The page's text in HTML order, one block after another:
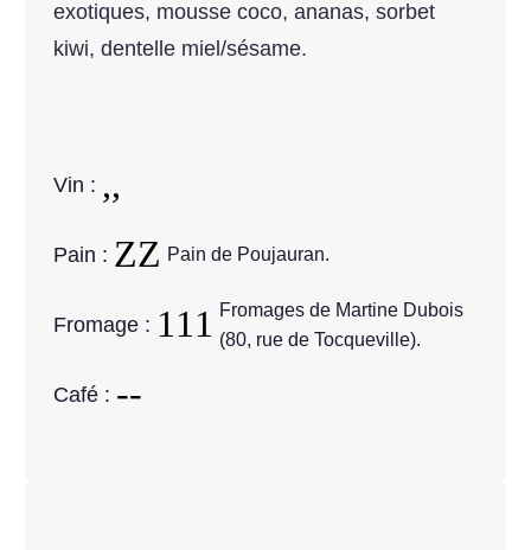
exotiques, mousse coco, ananas, sorbet
kiwi, dentelle miel/sésame.
Vin :
Pain : Pain de Poujauran.
Fromage :
Fromages de Martine Dubois
(80, rue de Tocqueville).
Café :